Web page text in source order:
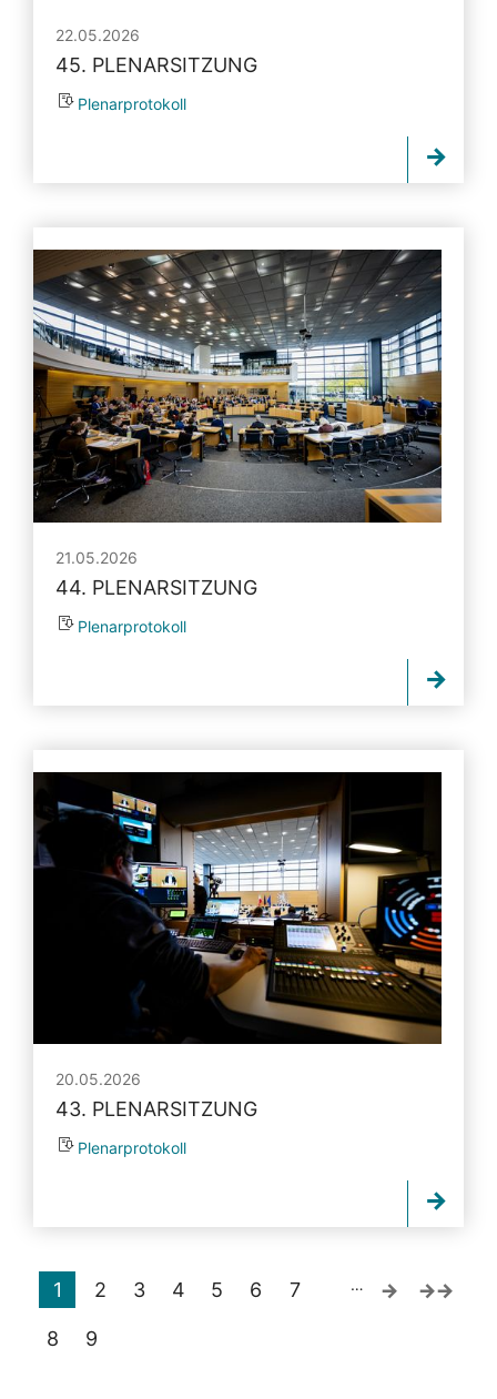
22.05.2026
45. PLENARSITZUNG
Plenarprotokoll
21.05.2026
44. PLENARSITZUNG
Plenarprotokoll
20.05.2026
43. PLENARSITZUNG
Plenarprotokoll
1 2 3 4 5 6 7
8 9
…